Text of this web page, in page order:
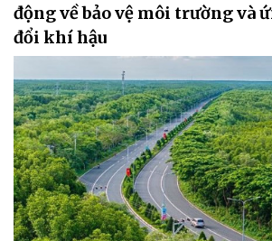
động về bảo vệ môi trường và
đổi khí hậu